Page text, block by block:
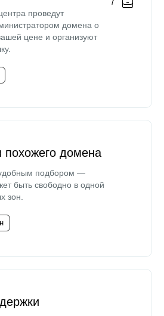
проведут
домена о
цене и организуют
похожего домена
удобным подбором —
быть свободно в одной
зон.